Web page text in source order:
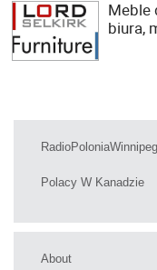
Meble
biura,
Polacy W Kanadzie
About